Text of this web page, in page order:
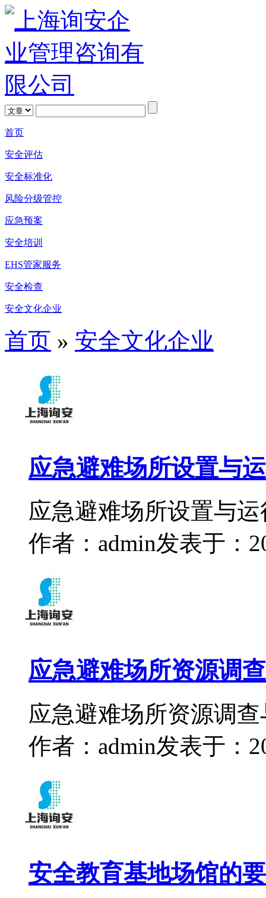
首页
安全评估
安全标准化
风险分级管控
应急预案
安全培训
EHS管家服务
安全检查
安全文化企业
首页 » 安全文化企业
应急避难场所设置与
应急避难场所设置与
作者：admin发表于：
应急避难场所资源调
应急避难场所资源调
作者：admin发表于：
安全教育基地场馆的